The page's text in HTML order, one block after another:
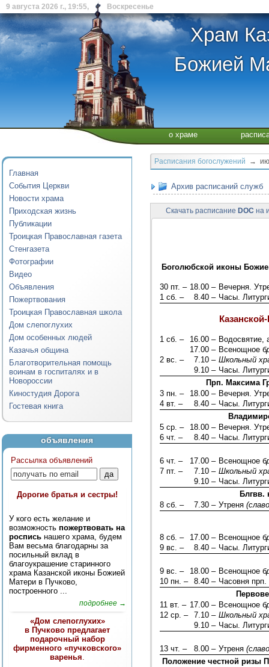
9 августа 2026 г., 19:55, Воскресенье
Храм
Божией
о храме
Главная
События Церкви
Новости храма
Приходская жизнь
Публикации
Троицкая Православная газета
Стенгазета
Фотографии
Видео
Объявления
Пожертвования
Троицкая Православная школа
Дом слепоглухих
Дом особенных людей
Казачья община
Благотворительная помощь
воинам в госпиталях и в
Новороссии
Киностудия Дорога
Гостевая книга
объявления
Рассылка объявлений
Дорогие братья и сестры!
У кого есть желание и
возможность пожертвовать на
роспись нашего храма, будем
Вам весьма благодарны за
посильный вклад в
благоукрашение старинного
храма Казанской иконы Божией
Матери в Пучково,
построенного ...
подробнее →
«Дом слепоглухих»
в Пучково предлагает
подарочный набор
фирменного «пучковского»
варенья.
Расписания богослужений →
Архив расписаний служб
Скачать расписание DOC на
Боголюбской иконы
30 пт. – 18.00 – Вечерня.
1 сб. –
8.40 – Часы.
1 сб. – 16.00 – Водосвятие,
17.00 – Всенощное
2 вс. –
7.10 – Школьный
9.10 – Часы.
Прп. Максима
3 пн. –
18.00 – Вечерня.
4 вт. –
8.40 – Часы.
5 ср. –
18.00 – Вечерня.
6 чт. –
8.40 – Часы.
6 чт. – 17.00 – Всенощное
7 пт. –
7.10 – Школьный
9.10 – Часы.
Блгвв.
8 сб. –
7.30 – Утреня
8 сб. – 17.00 – Всенощное
9 вс. –
8.40 – Часы.
9 вс. – 18.00 – Всенощное
10 пн. –
8.40 – Часовня
11 вт. – 17.00 – Всенощное
12 ср. –
7.10 – Школьный
9.10 – Часы.
13 чт. – 8.00 – Утреня
Положение честной ризы